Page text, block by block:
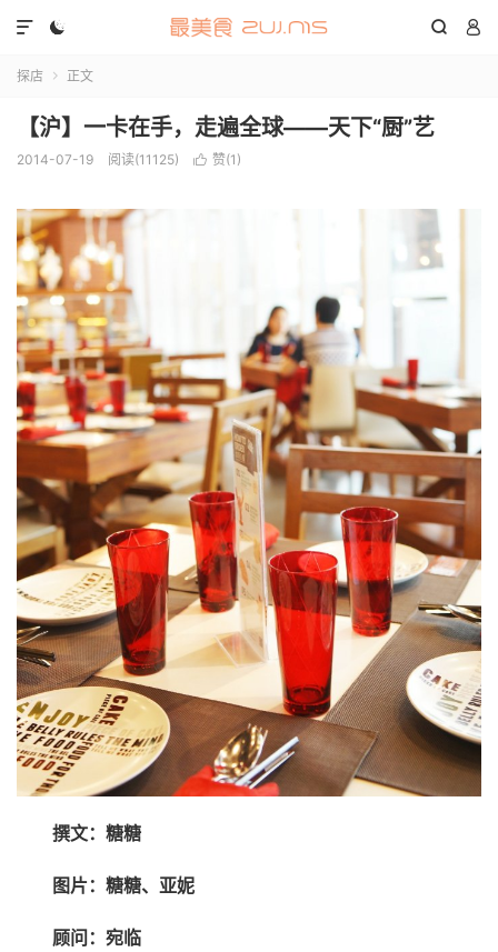
  

探店  正文
【沪】一卡在手，走遍全球——天下“厨”艺
2014-07-19 阅读(11125)  赞(1 )
撰文：糖糖
图片：糖糖、亚妮
顾问：宛临